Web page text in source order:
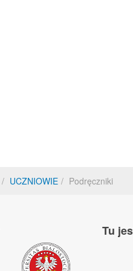
UCZNIOWIE Podręczniki
Tu